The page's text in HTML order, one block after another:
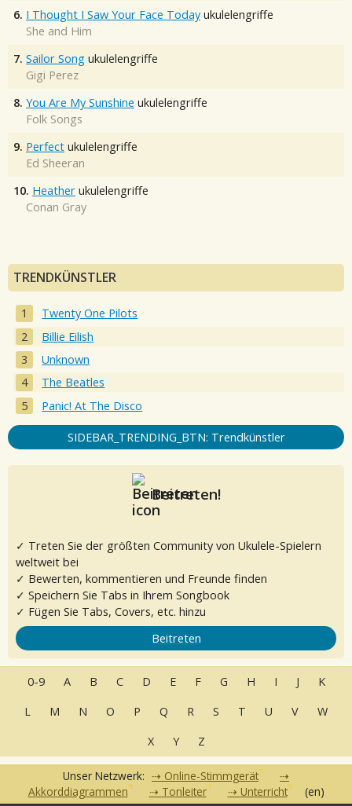
6. I Thought I Saw Your Face Today ukulelengriffe
She and Him
7. Sailor Song ukulelengriffe
Gigi Perez
8. You Are My Sunshine ukulelengriffe
Folk Songs
9. Perfect ukulelengriffe
Ed Sheeran
10. Heather ukulelengriffe
Conan Gray
TRENDKÜNSTLER
Twenty One Pilots
Billie Eilish
Unknown
The Beatles
Panic! At The Disco
SIDEBAR_TRENDING_BTN: Trendkünstler
Beitreten!
✓ Treten Sie der größten Community von Ukulele-Spielern
weltweit bei
✓ Bewerten, kommentieren und Freunde finden
✓ Speichern Sie Tabs in Ihrem Songbook
✓ Fügen Sie Tabs, Covers, etc. hinzu
Beitreten
0-9 A B C D E F G H I J
K
L
M N O P Q R S T U V
W
X
Y Z
Unser Netzwerk:
Online-Stimmgerät
Akkorddiagrammen
Tonleiter Unterricht (en)